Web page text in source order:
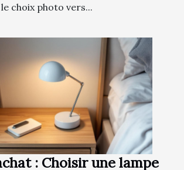
choix photo vers...
: Choisir une lampe